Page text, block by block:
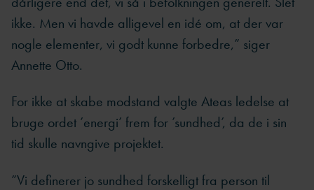
ikke. Men vi havde alligevel en idé om, at der var
nogle elementer, vi godt kunne forbedre,” siger
Annette Otto.
For ikke at skabe modstand valgte Ateas ledelse at
bruge ordet ’energi’ frem for ’sundhed’, da de i sin
tid skulle navngive projektet.
”Vi definerer jo sundhed forskelligt fra person til